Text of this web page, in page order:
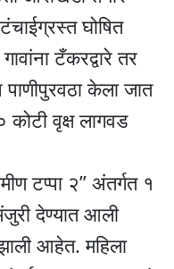
घोषित
टँकरद्वारे तर
पाणीपुरवठा केला जात
कोटी वृक्ष लागवड
टप्पा २” अंतर्गत १
देण्यात आली
आहेत. महिला